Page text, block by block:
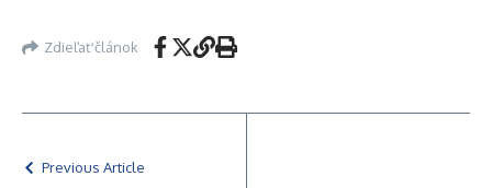
Zdieľať článok
Previous Article